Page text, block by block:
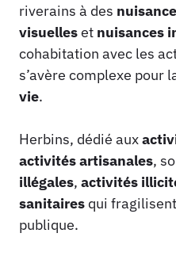
riverains à des
visuelleset nuisances
cohabitation avec les
s’avère complexe pour
vie.
Herbins, dédié aux
activités artisanales,
illégales, activités
sanitaires qui
publique.